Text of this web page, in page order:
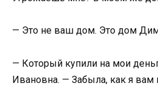
— Это не ваш дом. Это дом
— Который купили на мои
Ивановна. — Забыла, как я вам